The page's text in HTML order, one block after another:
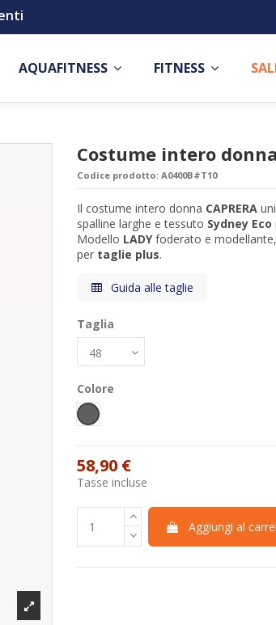
AQUAFITNESS FITNESS
Costume intero donna
Codice prodotto: A0400B#T10
Il costume intero donna CAPRERA
spalline larghe e tessuto Sydney Eco
Modello LADYfoderato e
per taglie plus.
Guida alle taglie
Taglia
Colore
Grigio scuro
58,90 €
Tasse incluse
Aggiungi al